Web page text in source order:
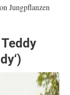
Jungpflanzen